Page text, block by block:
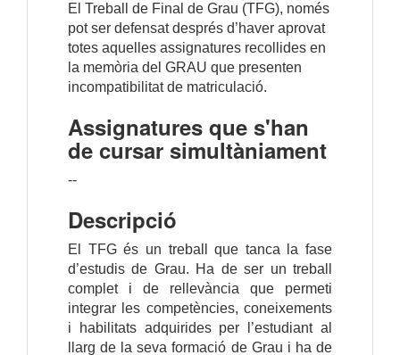
El Treball de Final de Grau (TFG), només
pot ser defensat després d’haver aprovat
totes aquelles assignatures recollides en
la memòria del GRAU que presenten
incompatibilitat de matriculació.
Assignatures que s'han
de cursar simultàniament
--
Descripció
El TFG és un treball que tanca la fase
d’estudis de Grau. Ha de ser un treball
complet i de rellevància que permeti
integrar les competències, coneixements
i habilitats adquirides per l’estudiant al
llarg de la seva formació de Grau i ha de